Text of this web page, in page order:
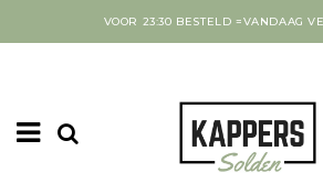
VOOR 23:30 BESTELD =VANDAAG